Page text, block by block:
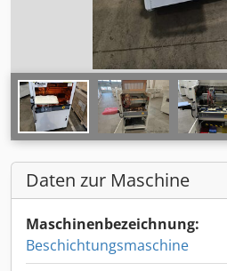
Daten zur Maschine
Maschinenbezeichnung:
Beschichtungsmaschine